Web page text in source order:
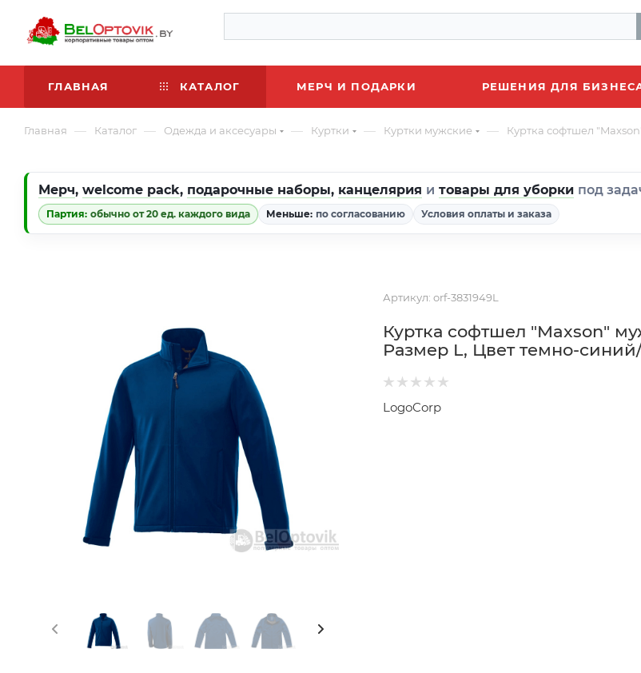
ГЛАВНАЯ КАТАЛОГ МЕРЧ И ПОДАРКИ РЕШЕНИЯ ДЛЯ
Главная — Каталог — Одежда и аксесуары — Куртки — Куртки мужские — Куртка софтшел
Мерч, welcome pack, подарочные наборы, канцелярия и товары для уборки под
Партия: обычно от 20 ед. каждого вида Меньше: по согласованию Условия оплаты и заказа
Артикул: orf-3831949L
Куртка софтшел "Maxson"
Размер L, Цвет темно-
LogoCorp